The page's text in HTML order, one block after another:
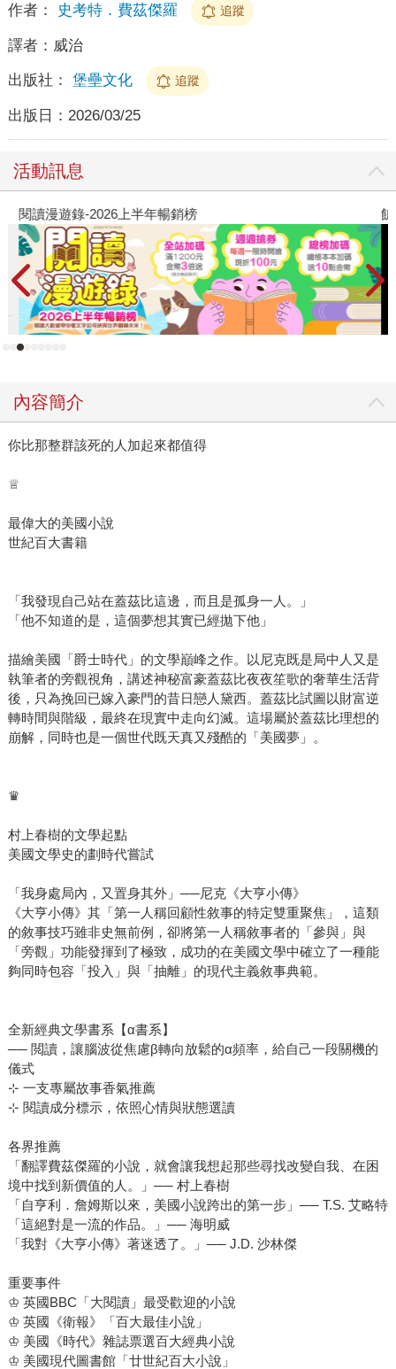
作者： 史考特．費茲傑羅 追蹤
譯者： 威治
出版社： 堡壘文化 追蹤
出版日： 2026/03/25
活動訊息
閱讀漫遊錄-2026上半年暢銷榜
內容簡介
你比那整群該死的人加起來都值得
♕
最偉大的美國小說
世紀百大書籍
「我發現自己站在蓋茲比這邊，而且是孤身一人。」
「他不知道的是，這個夢想其實已經拋下他」
描繪美國「爵士時代」的文學巔峰之作。以尼克既是局中人又是
執筆者的旁觀視角，講述神秘富豪蓋茲比夜夜笙歌的奢華生活背
後，只為挽回已嫁入豪門的昔日戀人黛西。蓋茲比試圖以財富逆
轉時間與階級，最終在現實中走向幻滅。這場屬於蓋茲比理想的
崩解，同時也是一個世代既天真又殘酷的「美國夢」。
♛
村上春樹的文學起點
美國文學史的劃時代嘗試
「我身處局內，又置身其外」──尼克《大亨小傳》
《大亨小傳》其「第一人稱回顧性敘事的特定雙重聚焦」，這類
的敘事技巧雖非史無前例，卻將第一人稱敘事者的「參與」與
「旁觀」功能發揮到了極致，成功的在美國文學中確立了一種能
夠同時包容「投入」與「抽離」的現代主義敘事典範。
全新經典文學書系【α書系】
── 閲讀，讓腦波從焦慮β轉向放鬆的α頻率，給自己一段關機的
儀式
⊹ 一支專屬故事香氣推薦
⊹ 閱讀成分標示，依照心情與狀態選讀
各界推薦
「翻譯費茲傑羅的小說，就會讓我想起那些尋找改變自我、在困
境中找到新價值的人。」── 村上春樹
「自亨利．詹姆斯以來，美國小說跨出的第一步」── T.S. 艾略特
「這絕對是一流的作品。」── 海明威
「我對《大亨小傳》著迷透了。」── J.D. 沙林傑
重要事件
♔ 英國BBC「大閱讀」最受歡迎的小說
♔ 英國《衛報》「百大最佳小說」
♔ 美國《時代》雜誌票選百大經典小說
♔ 美國現代圖書館「廿世紀百大小說」